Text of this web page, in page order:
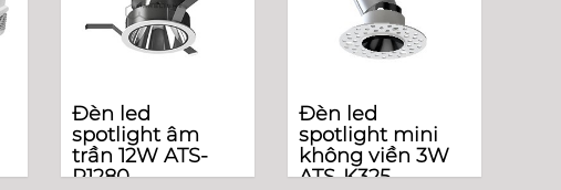
Đèn led
spotlight âm
trần 12W ATS-
R1280
Đèn led
spotlight mini
không viền 3W
ATS-K325